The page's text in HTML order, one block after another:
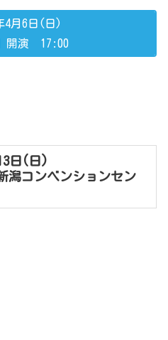
4月6日(日)
開演 17:00
日(日)
潟コンベンションセン